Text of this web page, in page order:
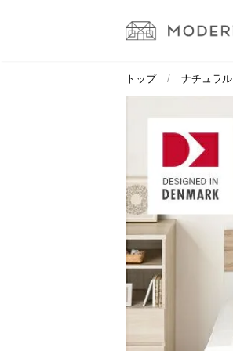
トップ ナチュラル